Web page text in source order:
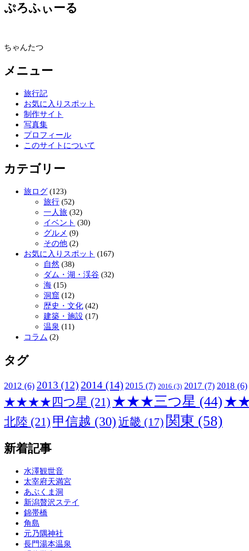
ぷろふぃーる
ちゃんたつ
メニュー
旅行記
お気に入りスポット
制作サイト
写真集
プロフィール
このサイトについて
カテゴリー
旅ログ (123)
旅行 (52)
一人旅 (32)
イベント (30)
グルメ (9)
その他 (2)
お気に入りスポット (167)
自然 (38)
ダム・湖・渓谷 (32)
海 (15)
洞窟 (12)
歴史・文化 (42)
建築・施設 (17)
温泉 (11)
コラム (2)
タグ
2012 (6) 2013 (12) 2014 (14) 2015 (7) 2016 (3) 2017 (7) 2018 (6)
★★★★四つ星 (21) ★★★三つ星 (44) ★★
北陸 (21) 甲信越 (30) 近畿 (17) 関東 (58)
新着記事
水澤観世音
太宰府天満宮
あぶくま洞
新潟贅沢ステイ
錦帯橋
角島
元乃隅神社
長門湯本温泉